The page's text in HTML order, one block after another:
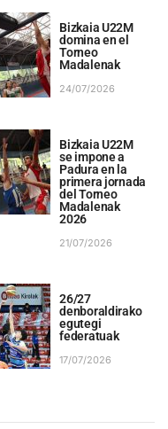
Bizkaia U22M
domina en el
Torneo
Madalenak
24/07/2026
Bizkaia U22M
se impone a
Padura en la
primera jornada
del Torneo
Madalenak
2026
21/07/2026
26/27
denboraldirako
egutegi
federatuak
17/07/2026